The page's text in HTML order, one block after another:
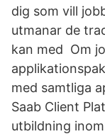
dig som vill
utmanar de
kan med Om
med samtliga
Saab Client
utbildning